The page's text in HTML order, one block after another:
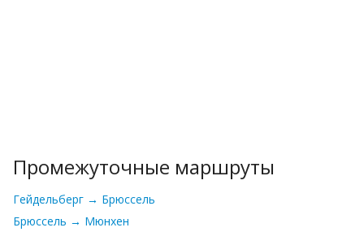
Промежуточные маршруты
Гейдельберг → Брюссель
Брюссель → Мюнхен